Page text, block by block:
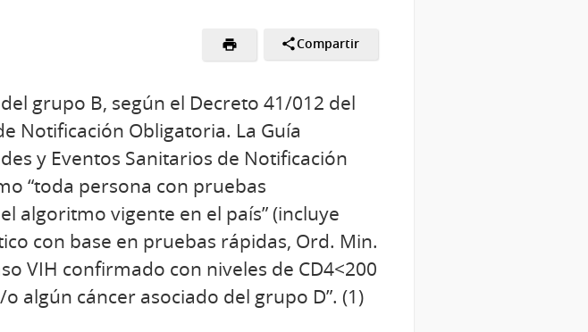
Compartir
grupo B, según el Decreto 41/012 del
Notificación Obligatoria. La Guía
y Eventos Sanitarios de Notificación
“toda persona con pruebas
algoritmo vigente en el país” (incluye
con base en pruebas rápidas, Ord. Min.
VIH confirmado con niveles de CD4<200
algún cáncer asociado del grupo D”. (1)